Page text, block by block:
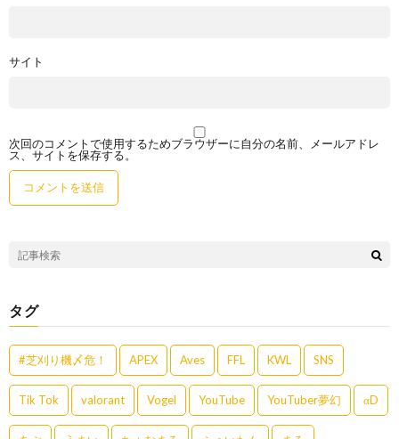
サイト
次回のコメントで使用するためブラウザーに自分の名前、メールアドレ
ス、サイトを保存する。
タグ
#芝刈り機〆危！ APEX Aves FFL KWL SNS
Tik Tok valorant Vogel YouTube YouTuber夢幻 αD